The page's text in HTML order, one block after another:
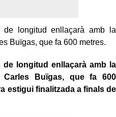
longitud enllaçarà amb la
Buïgas, que fa 600 metres.
longitud enllaçarà amb la
Carles
Buïgas, que fa 600
estigui finalitzada a finals de